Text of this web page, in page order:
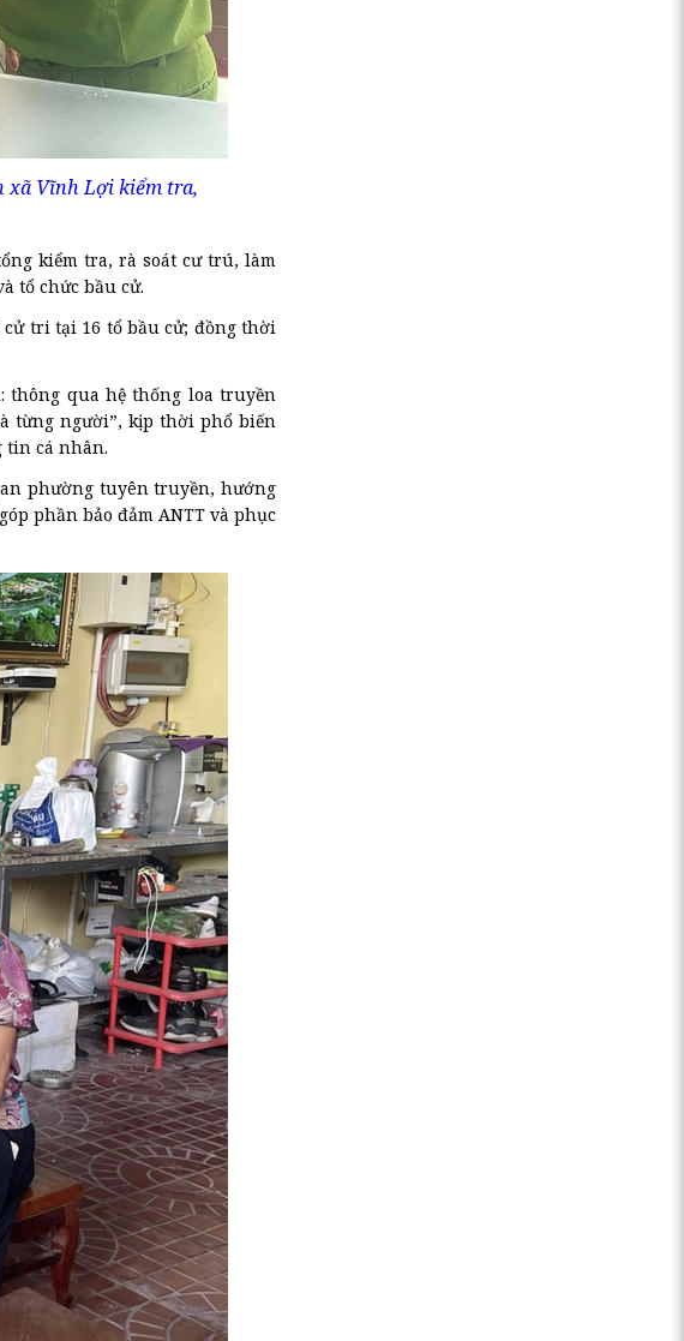
xã Vĩnh Lợi kiểm tra,
kiểm tra, rà soát cư trú, làm
tổ chức bầu cử.
cử tri tại 16 tổ bầu cử; đồng thời
thông qua hệ thống loa truyền
từng người”, kịp thời phổ biến
tin cá nhân.
phường tuyên truyền, hướng
phần bảo đảm ANTT và phục